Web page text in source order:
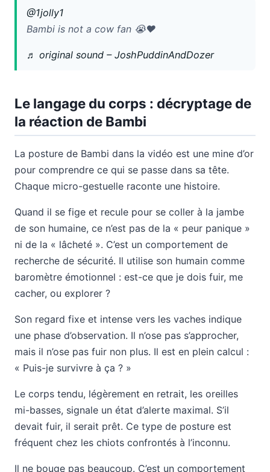
@1jolly1
Bambi is not a cow fan 😭❤️
♬ original sound – JoshPuddinAndDozer
Le langage du corps : décryptage de
la réaction de Bambi
La posture de Bambi dans la vidéo est une mine d’or
pour comprendre ce qui se passe dans sa tête.
Chaque micro-gestuelle raconte une histoire.
Quand il se fige et recule pour se coller à la jambe
de son humaine, ce n’est pas de la « peur panique »
ni de la « lâcheté ». C’est un comportement de
recherche de sécurité. Il utilise son humain comme
baromètre émotionnel : est-ce que je dois fuir, me
cacher, ou explorer ?
Son regard fixe et intense vers les vaches indique
une phase d’observation. Il n’ose pas s’approcher,
mais il n’ose pas fuir non plus. Il est en plein calcul :
« Puis-je survivre à ça ? »
Le corps tendu, légèrement en retrait, les oreilles
mi-basses, signale un état d’alerte maximal. S’il
devait fuir, il serait prêt. Ce type de posture est
fréquent chez les chiots confrontés à l’inconnu.
Il ne bouge pas beaucoup. C’est un comportement